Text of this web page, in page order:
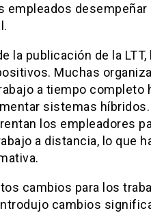
empleados
la publicación de la
Muchas
a tiempo completo
sistemas
los empleadores
a distancia, lo que
cambios para los
cambios